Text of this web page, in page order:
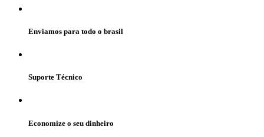
Enviamos para todo o brasil
Suporte Técnico
Economize o seu dinheiro